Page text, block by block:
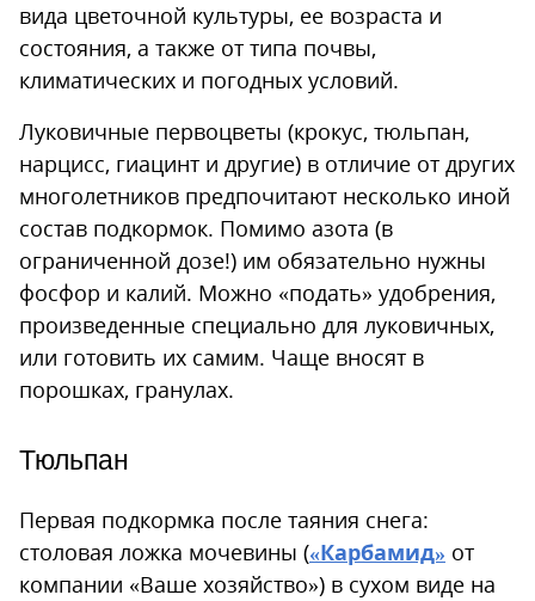
вида цветочной культуры, ее возраста и
состояния, а также от типа почвы,
климатических и погодных условий.
Луковичные первоцветы (крокус, тюльпан,
нарцисс, гиацинт и другие) в отличие от других
многолетников предпочитают несколько иной
состав подкормок. Помимо азота (в
ограниченной дозе!) им обязательно нужны
фосфор и калий. Можно «подать» удобрения,
произведенные специально для луковичных,
или готовить их самим. Чаще вносят в
порошках, гранулах.
Тюльпан
Первая подкормка после таяния снега:
столовая ложка мочевины («Карбамид» от
компании «Ваше хозяйство») в сухом виде на